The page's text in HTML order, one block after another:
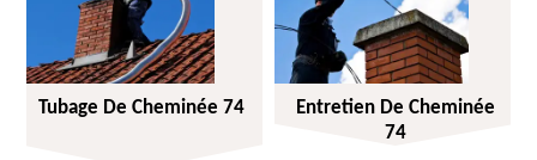
Tubage De Cheminée 74
Entretien De Cheminée
74